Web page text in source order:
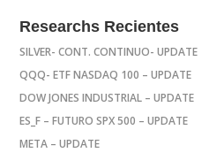
Researchs Recientes
SILVER- CONT. CONTINUO- UPDATE
QQQ- ETF NASDAQ 100 – UPDATE
DOW JONES INDUSTRIAL – UPDATE
ES_F – FUTURO SPX 500 – UPDATE
META – UPDATE